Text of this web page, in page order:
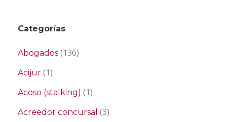
Categorías
Abogados (136)
Acijur (1)
Acoso (stalking) (1)
Acreedor concursal (3)